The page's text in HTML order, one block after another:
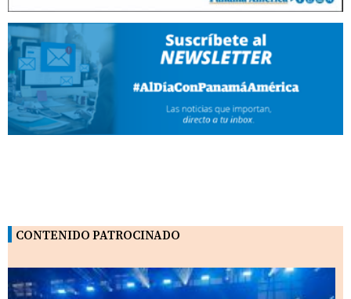
CONTENIDO PATROCINADO